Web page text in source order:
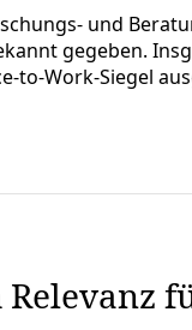
und
gegeben.
to-Work-Siegel